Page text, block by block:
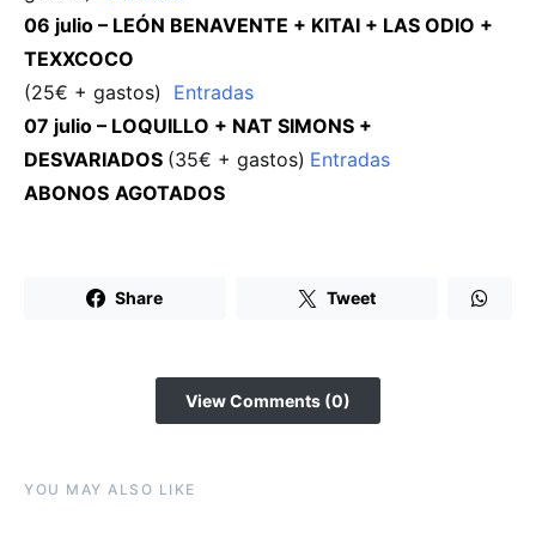
06 julio – LEÓN BENAVENTE + KITAI + LAS ODIO +
TEXXCOCO
(25€ + gastos) Entradas
07 julio – LOQUILLO + NAT SIMONS +
DESVARIADOS (35€ + gastos) Entradas
ABONOS AGOTADOS
Share Tweet
View Comments (0)
YOU MAY ALSO LIKE